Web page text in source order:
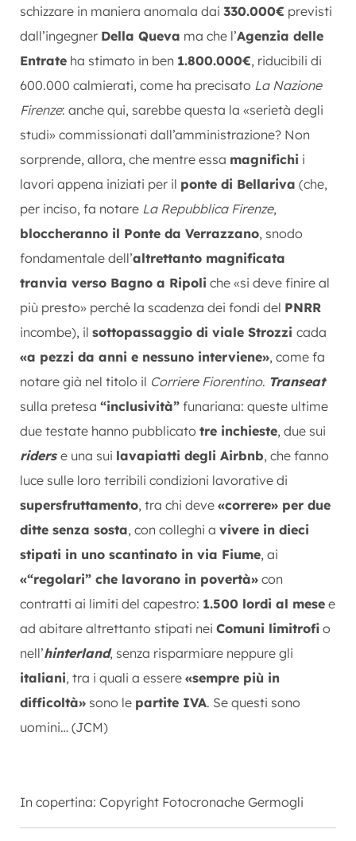
schizzare in maniera anomala dai 330.000€ previsti
dall’ingegner Della Queva ma che l’Agenzia delle
Entrate ha stimato in ben 1.800.000€, riducibili di
600.000 calmierati, come ha precisato La Nazione
Firenze: anche qui, sarebbe questa la «serietà degli
studi» commissionati dall’amministrazione? Non
sorprende, allora, che mentre essa magnifichi i
lavori appena iniziati per il ponte di Bellariva (che,
per inciso, fa notare La Repubblica Firenze,
bloccheranno il Ponte da Verrazzano, snodo
fondamentale dell’altrettanto magnificata
tranvia verso Bagno a Ripoli che «si deve finire al
più presto» perché la scadenza dei fondi del PNRR
incombe), il sottopassaggio di viale Strozzi cada
«a pezzi da anni e nessuno interviene», come fa
notare già nel titolo il Corriere Fiorentino. Transeat
sulla pretesa “inclusività” funariana: queste ultime
due testate hanno pubblicato tre inchieste, due sui
riders e una sui lavapiatti degli Airbnb, che fanno
luce sulle loro terribili condizioni lavorative di
supersfruttamento, tra chi deve «correre» per due
ditte senza sosta, con colleghi a vivere in dieci
stipati in uno scantinato in via Fiume, ai
«“regolari” che lavorano in povertà» con
contratti ai limiti del capestro: 1.500 lordi al mese e
ad abitare altrettanto stipati nei Comuni limitrofi o
nell’hinterland, senza risparmiare neppure gli
italiani, tra i quali a essere «sempre più in
difficoltà» sono le partite IVA. Se questi sono
uomini… (JCM)
In copertina: Copyright Fotocronache Germogli